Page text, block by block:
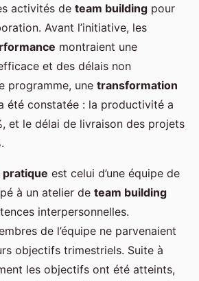
activités de team building pour
Avant l’initiative, les
montraient une
et des délais non
programme, une transformation
été constatée : la productivité a
et le délai de livraison des projets
est celui d’une équipe de
à un atelier de team building
interpersonnelles.
de l’équipe ne parvenaient
objectifs trimestriels. Suite à
les objectifs ont été atteints,